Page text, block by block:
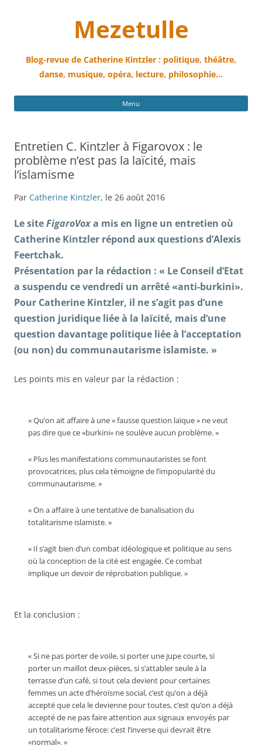
Mezetulle
Blog-revue de Catherine Kintzler : politique, théâtre,
danse, musique, opéra, lecture, philosophie…
Menu
Entretien C. Kintzler à Figarovox : le
problème n’est pas la laïcité, mais
l’islamisme
Par Catherine Kintzler, le 26 août 2016
Le siteFigaroVoxa mis en ligne un entretien où
Catherine Kintzler répond aux questions d’Alexis
Feertchak.
Présentation par la rédaction : « Le Conseil d’Etat
a suspendu ce vendredi un arrêté «anti-burkini».
Pour Catherine Kintzler, il ne s’agit pas d’une
question juridique liée à la laïcité, mais d’une
question davantage politique liée à l’acceptation
(ou non) du communautarisme islamiste. »
Les points mis en valeur par la rédaction :
« Qu’on ait affaire à une « fausse question laïque » ne veut
pas dire que ce «burkini» ne soulève aucun problème. »
« Plus les manifestations communautaristes se font
provocatrices, plus cela témoigne de l’impopularité du
communautarisme. »
« On a affaire à une tentative de banalisation du
totalitarisme islamiste. »
« Il s’agit bien d’un combat idéologique et politique au sens
où la conception de la cité est engagée. Ce combat
implique un devoir de réprobation publique. »
Et la conclusion :
« Si ne pas porter de voile, si porter une jupe courte, si
porter un maillot deux-pièces, si s’attabler seule à la
terrasse d’un café, si tout cela devient pour certaines
femmes un acte d’héroïsme social, c’est qu’on a déjà
accepté que cela le devienne pour toutes, c’est qu’on a déjà
accepté de ne pas faire attention aux signaux envoyés par
un totalitarisme féroce: c’est l’inverse qui devrait être
«normal». »